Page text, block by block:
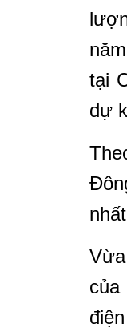
tại
dự
của